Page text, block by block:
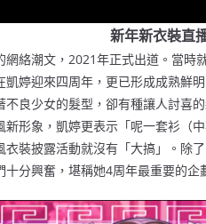
新年新衣裝直
絡潮文，2021年正式出道。當時
凱婷迎來四周年，更已形成成熟鮮
良少女的髮型，卻有種讓人討喜
形象，凱婷更表示「呢一套衫（
衣裝披露活動就沒有「大搞」。除
分興奮，堪稱她4周年最重要的企